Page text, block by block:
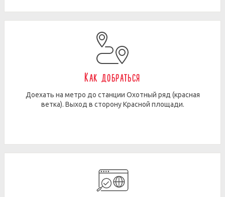
Как добраться
Доехать на метро до станции Охотный ряд (красная
ветка). Выход в сторону Красной площади.